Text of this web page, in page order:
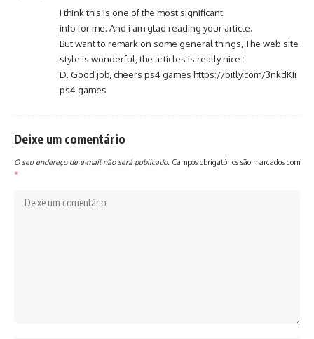
I think this is one of the most significant
info for me. And i am glad reading your article.
But want to remark on some general things, The web site
style is wonderful, the articles is really nice :
D. Good job, cheers ps4 games https://bitly.com/3nkdKIi
ps4 games
Deixe um comentário
O seu endereço de e-mail não será publicado. Campos obrigatórios são marcados com
*